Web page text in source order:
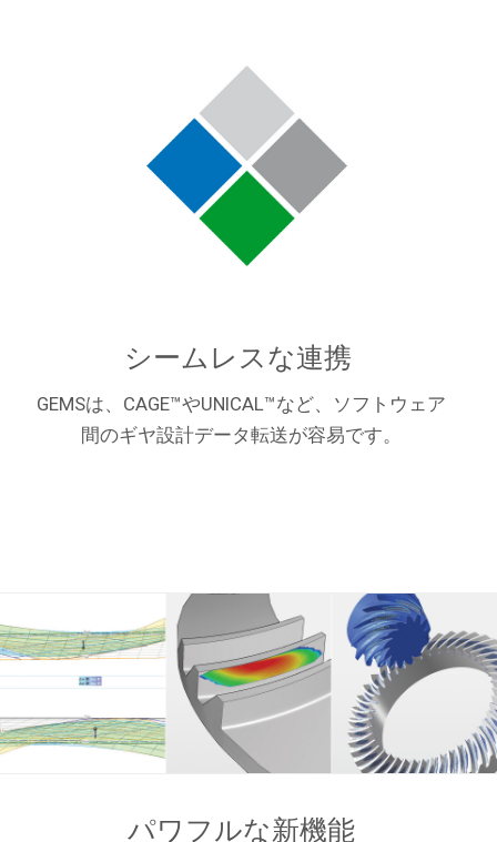
シームレスな連携
GEMSは、CAGE™やUNICAL™など、ソフトウェア
間のギヤ設計データ転送が容易です。
パワフルな新機能